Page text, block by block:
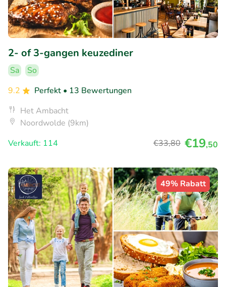
2- of 3-gangen keuzediner
Sa
So
9.2
Perfekt • 13 Bewertungen
Het Ambacht
Noordwolde (9km)
Verkauft: 114
€33,80 €19,50
49% Rabatt